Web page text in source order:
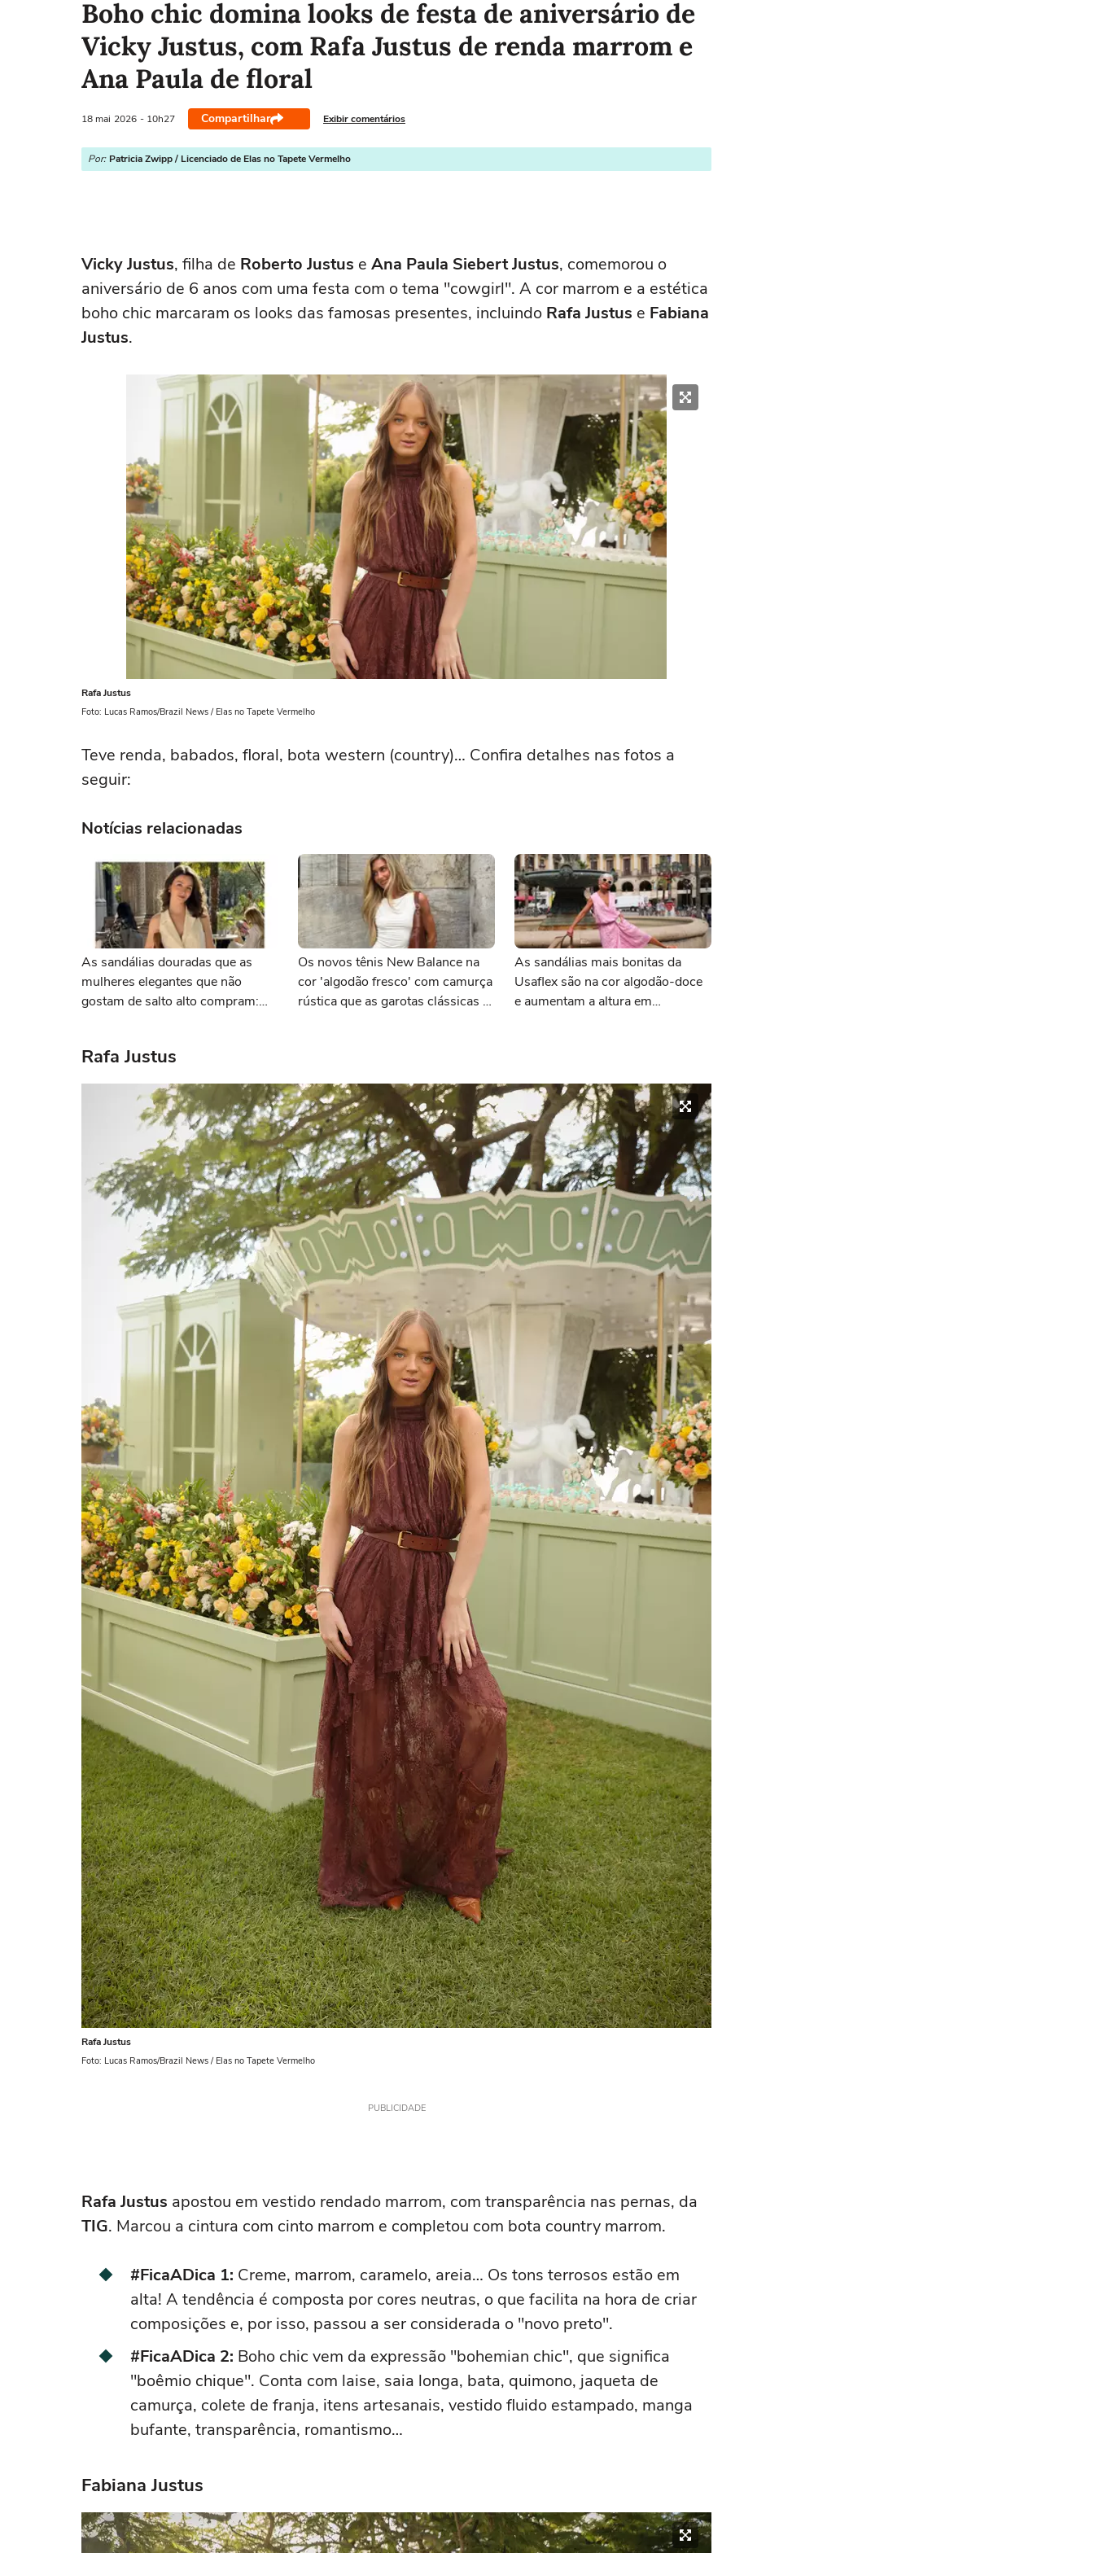
Boho chic domina looks de festa de aniversário de
Vicky Justus, com Rafa Justus de renda marrom e
Ana Paula de floral
18 mai 2026 - 10h27 Compartilhar Exibir comentários
Por: Patricia Zwipp / Licenciado de Elas no Tapete Vermelho
Vicky Justus, filha de Roberto Justus e Ana Paula Siebert Justus, comemorou o
aniversário de 6 anos com uma festa com o tema "cowgirl". A cor marrom e a estética
boho chic marcaram os looks das famosas presentes, incluindo Rafa Justus e Fabiana
Justus.
Rafa Justus
Foto: Lucas Ramos/Brazil News / Elas no Tapete Vermelho
Teve renda, babados, floral, bota western (country)… Confira detalhes nas fotos a
seguir:
Notícias relacionadas
As sandálias douradas que as
mulheres elegantes que não
gostam de salto alto compram:
Os novos tênis New Balance na
cor 'algodão fresco' com camurça
rústica que as garotas clássicas e
As sandálias mais bonitas da
Usaflex são na cor algodão-doce
e aumentam a altura em
Rafa Justus
Rafa Justus
Foto: Lucas Ramos/Brazil News / Elas no Tapete Vermelho
PUBLICIDADE
Rafa Justus apostou em vestido rendado marrom, com transparência nas pernas, da
TIG. Marcou a cintura com cinto marrom e completou com bota country marrom.
#FicaADica 1: Creme, marrom, caramelo, areia… Os tons terrosos estão em
alta! A tendência é composta por cores neutras, o que facilita na hora de criar
composições e, por isso, passou a ser considerada o "novo preto".
#FicaADica 2: Boho chic vem da expressão "bohemian chic", que significa
"boêmio chique". Conta com laise, saia longa, bata, quimono, jaqueta de
camurça, colete de franja, itens artesanais, vestido fluido estampado, manga
bufante, transparência, romantismo…
Fabiana Justus